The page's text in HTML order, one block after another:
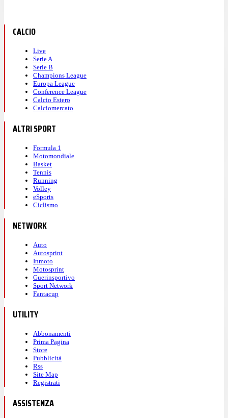
CALCIO
Live
Serie A
Serie B
Champions League
Europa League
Conference League
Calcio Estero
Calciomercato
ALTRI SPORT
Formula 1
Motomondiale
Basket
Tennis
Running
Volley
eSports
Ciclismo
NETWORK
Auto
Autosprint
Inmoto
Motosprint
Guerinsportivo
Sport Network
Fantacup
UTILITY
Abbonamenti
Prima Pagina
Store
Pubblicità
Rss
Site Map
Registrati
ASSISTENZA